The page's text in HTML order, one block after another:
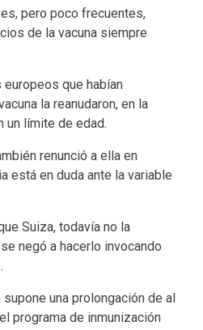
pero poco frecuentes,
de la vacuna siempre
que habían
la reanudaron, en la
un límite de edad.
renunció a ella en
está en duda ante la variable
Suiza, todavía no la
negó a hacerlo invocando
una prolongación de al
programa de inmunización